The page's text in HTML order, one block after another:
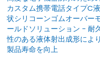
カスタム携帯電話タイプC液
状シリコーンゴムオーバー
ールドソリューション - 耐
性のある液体射出成形により
製品寿命を向上